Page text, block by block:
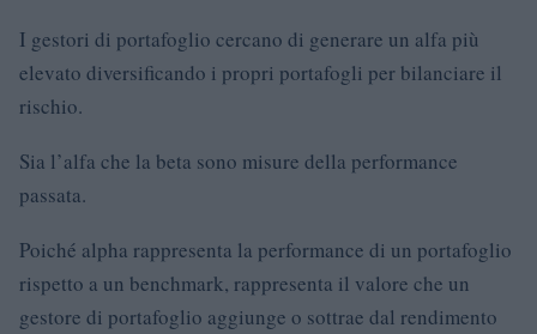
I gestori di portafoglio cercano di generare un alfa più
elevato diversificando i propri portafogli per bilanciare il
rischio.
Sia l’alfa che la beta sono misure della performance
passata.
Poiché alpha rappresenta la performance di un portafoglio
rispetto a un benchmark, rappresenta il valore che un
gestore di portafoglio aggiunge o sottrae dal rendimento